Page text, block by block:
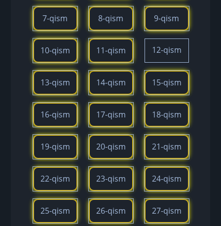
7-qism 8-qism 9-qism
10-qism 11-qism 12-qism
13-qism 14-qism 15-qism
16-qism 17-qism 18-qism
19-qism 20-qism 21-qism
22-qism 23-qism 24-qism
25-qism 26-qism 27-qism